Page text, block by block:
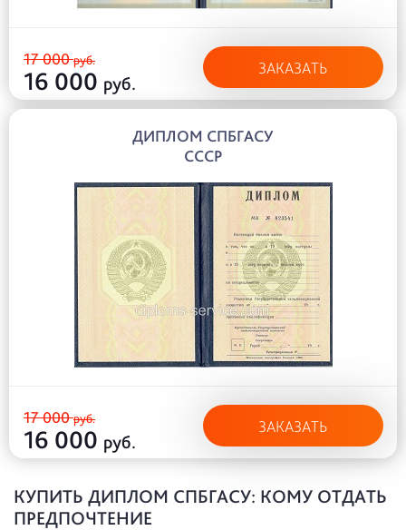
17 000руб.
16 000 руб.
ЗАКАЗАТЬ
ДИПЛОМ СПБГАСУ
СССР
17 000руб.
16 000 руб.
ЗАКАЗАТЬ
КУПИТЬ ДИПЛОМ СПБГАСУ: КОМУ ОТДАТЬ
ПРЕДПОЧТЕНИЕ